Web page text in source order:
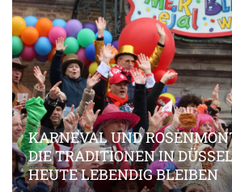
KARNEVAL UND
DIE TRADITIONEN IN
HEUTE LEBENDIG BLEIBEN